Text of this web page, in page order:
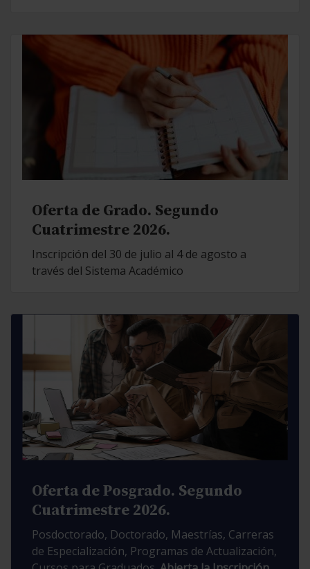
Oferta de Grado. Segundo
Cuatrimestre 2026.
Inscripción del 30 de julio al 4 de agosto a
través del Sistema Académico
Oferta de Posgrado. Segundo
Cuatrimestre 2026.
Posdoctorado, Doctorado, Maestrías, Carreras
de Especialización, Programas de Actualización,